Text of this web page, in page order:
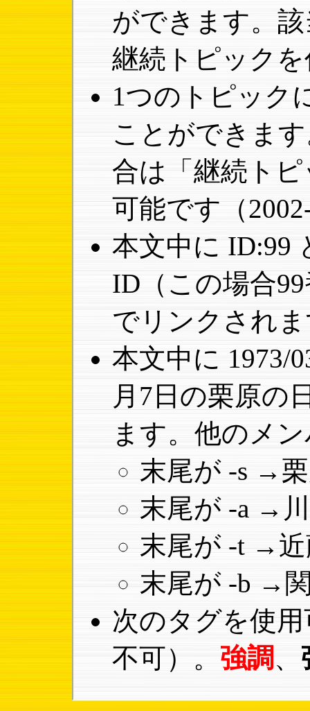
ができます。
継続トピック
1つのトピック
ことができま
合は「継続ト
可能です（
本文中に ID:99
ID（この場合
でリンクされ
本文中に 1973/
月7日の栗原の
ます。他のメ
末尾が -s →
末尾が -a →
末尾が -t →
末尾が -b →
次のタグを使
不可）。 強調 、